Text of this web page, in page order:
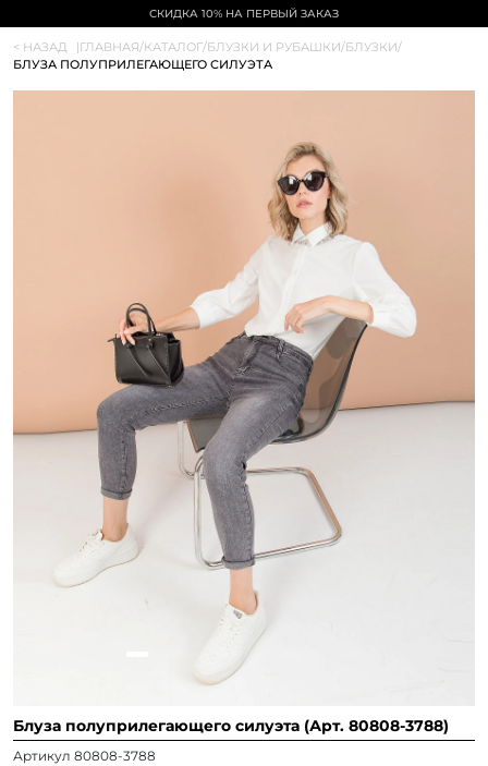
СКИДКА 10% НА ПЕРВЫЙ ЗАКАЗ
< НАЗАД |ГЛАВНАЯ/КАТАЛОГ/БЛУЗКИ И РУБАШКИ/БЛУЗКИ/
БЛУЗА ПОЛУПРИЛЕГАЮЩЕГО СИЛУЭТА
Блуза полуприлегающего силуэта (Арт. 80808-3788)
Артикул 80808-3788